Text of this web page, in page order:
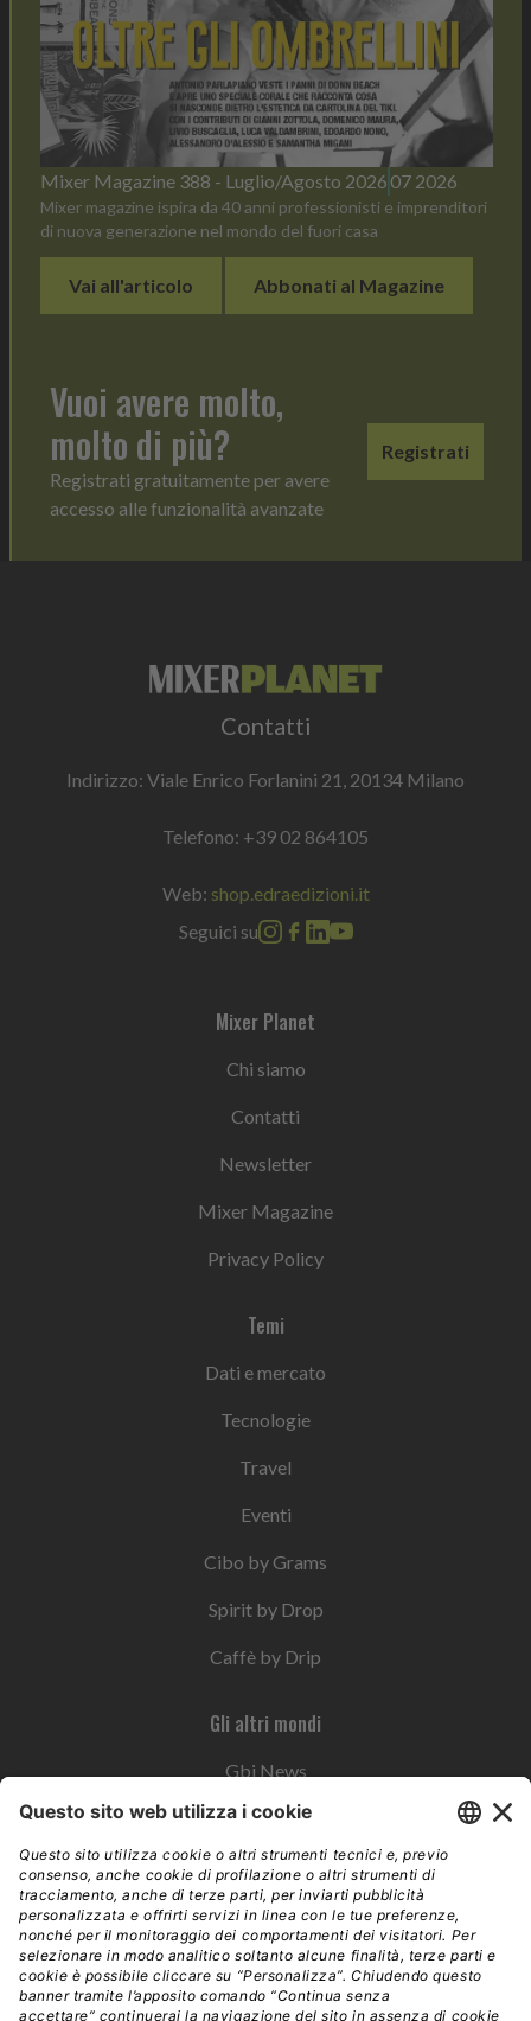
Mixer Magazine 388 - Luglio/Agosto 2026 07 2026
Mixer magazine ispira da 40 anni professionisti e imprenditori
di nuova generazione nel mondo del fuori casa
Vai all'articolo Abbonati al Magazine
Vuoi avere molto,
molto di più?
Registrati gratuitamente per avere
accesso alle funzionalità avanzate
Registrati
Contatti
Indirizzo: Viale Enrico Forlanini 21, 20134 Milano
Telefono: +39 02 864105
Web: shop.edraedizioni.it
Seguici su
Mixer Planet
Chi siamo
Contatti
Newsletter
Mixer Magazine
Privacy Policy
Temi
Dati e mercato
Tecnologie
Travel
Eventi
Cibo by Grams
Spirit by Drop
Caffè by Drip
Gli altri mondi
Gbi News
Instoremag
Esplora il gruppo
Edra Edizioni
Edizioni LSWR